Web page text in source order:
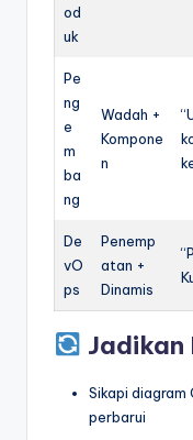
od
uk
Pe
ng
e
m
ba
ng
Wadah +
Kompone
n
De
vO
ps
Penemp
atan +
Dinamis
Jadikan
Sikapi diagram
perbarui